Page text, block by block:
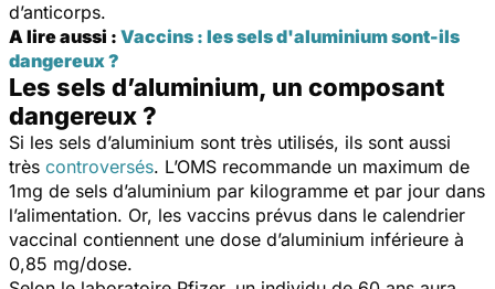
d’anticorps.
A lire aussi : Vaccins : les sels d'aluminium sont-ils
dangereux ?
Les sels d’aluminium, un composant
dangereux ?
Si les sels d’aluminium sont très utilisés, ils sont aussi
très controversés. L’OMS recommande un maximum de
1mg de sels d’aluminium par kilogramme et par jour dans
l’alimentation. Or, les vaccins prévus dans le calendrier
vaccinal contiennent une dose d’aluminium inférieure à
0,85 mg/dose.